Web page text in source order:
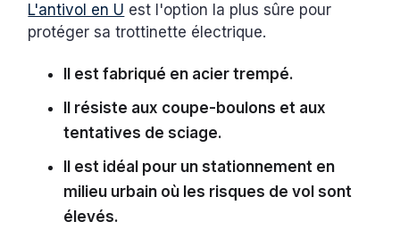
L'antivol en U est l'option la plus sûre pour
protéger sa trottinette électrique.
Il est fabriqué en acier trempé.
Il résiste aux coupe-boulons et aux
tentatives de sciage.
Il est idéal pour un stationnement en
milieu urbain où les risques de vol sont
élevés.